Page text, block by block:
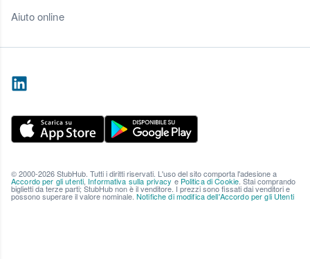
Aiuto online
© 2000-2026 StubHub. Tutti i diritti riservati. L'uso del sito comporta l'adesione a
Accordo per gli utenti Informativa sulla privacy e Politica di Cookie . Stai comprando
biglietti da terze parti; StubHub non è il venditore. I prezzi sono fissati dai venditori e
possono superare il valore nominale. Notifiche di modifica dell'Accordo per gli Utenti